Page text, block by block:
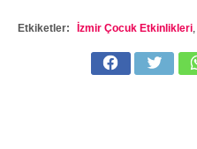
Etkiketler: İzmir Çocuk Etkinlikleri,